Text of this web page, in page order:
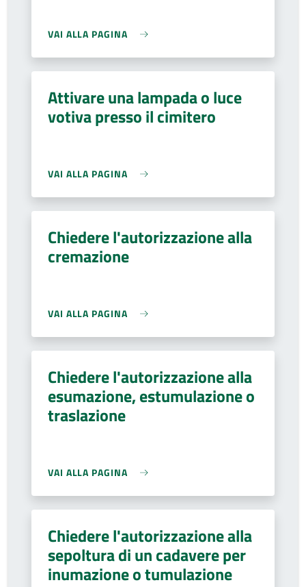
VAI ALLA PAGINA
Attivare una lampada o luce
votiva presso il cimitero
VAI ALLA PAGINA
Chiedere l'autorizzazione alla
cremazione
VAI ALLA PAGINA
Chiedere l'autorizzazione alla
esumazione, estumulazione o
traslazione
VAI ALLA PAGINA
Chiedere l'autorizzazione alla
sepoltura di un cadavere per
inumazione o tumulazione